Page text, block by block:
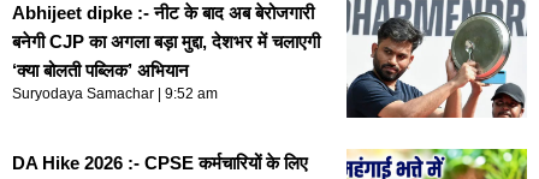
Abhijeet dipke :- नीट के बाद अब बेरोजगारी
बनेगी CJP का अगला बड़ा मुद्दा, देशभर में चलाएगी
‘क्या बोलती पब्लिक’ अभियान
Suryodaya Samachar 9:52 am
DA Hike 2026 :- CPSE कर्मचारियों के लिए